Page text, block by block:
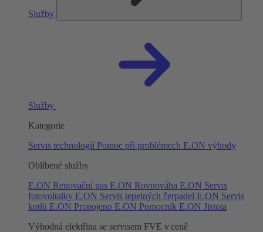
Služby
Služby
Kategorie
Servis technologií Pomoc při problémech E.ON výhody
Oblíbené služby
E.ON Renovační pas E.ON Rovnováha E.ON Servis
fotovoltaiky E.ON Servis tepelných čerpadel E.ON Servis
kotlů E.ON Propojeno E.ON Pomocník E.ON Jistota
Výhodná elektřina se servisem FVE v ceně